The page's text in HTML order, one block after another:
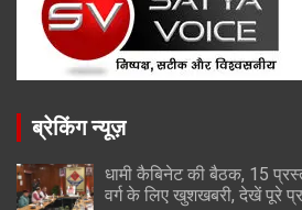
ब्रेकिंग न्यूज़
धामी कैबिनेट की बैठक, 15
वर्ग के लिए खुशखबरी, देखें पूरे